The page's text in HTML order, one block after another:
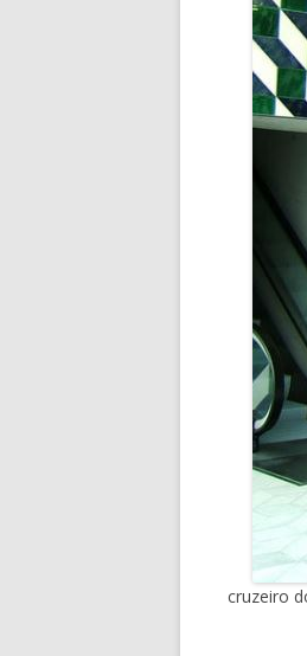
cruzeiro